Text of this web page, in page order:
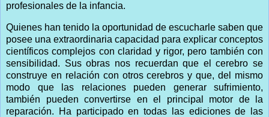
profesionales de la infancia.
Quienes han tenido la oportunidad de escucharle saben que
posee una extraordinaria capacidad para explicar conceptos
científicos complejos con claridad y rigor, pero también con
sensibilidad. Sus obras nos recuerdan que el cerebro se
construye en relación con otros cerebros y que, del mismo
modo que las relaciones pueden generar sufrimiento,
también pueden convertirse en el principal motor de la
reparación. Ha participado en todas las ediciones de las